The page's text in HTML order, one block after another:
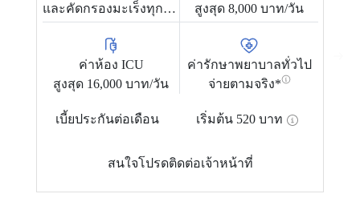
และคัดกรองมะเร็งทุกปี
สูงสุด 8,000 บาท/วัน
ค่าห้อง ICU
สูงสุด 16,000 บาท/วัน
ค่ารักษาพยาบาลทั่วไป
จ่ายตามจริง*
เบี้ยประกันต่อเดือน เริ่มต้น 520 บาท
สนใจโปรดติดต่อเจ้าหน้าที่